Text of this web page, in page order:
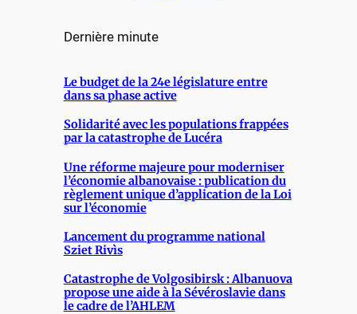
Dernière minute
Le budget de la 24e législature entre
dans sa phase active
Solidarité avec les populations frappées
par la catastrophe de Lucéra
Une réforme majeure pour moderniser
l’économie albanovaise : publication du
règlement unique d’application de la Loi
sur l’économie
Lancement du programme national
Sziet Rivìs
Catastrophe de Volgosibirsk : Albanuova
propose une aide à la Sévéroslavie dans
le cadre de l’AHLEM